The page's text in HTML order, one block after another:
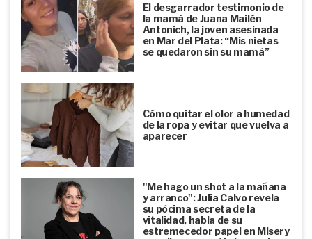
El desgarrador testimonio de
la mamá de Juana Mailén
Antonich, la joven asesinada
en Mar del Plata: “Mis nietas
se quedaron sin su mamá”
Cómo quitar el olor a humedad
de la ropa y evitar que vuelva a
aparecer
"Me hago un shot a la mañana
y arranco": Julia Calvo revela
su pócima secreta de la
vitalidad, habla de su
estremecedor papel en Misery